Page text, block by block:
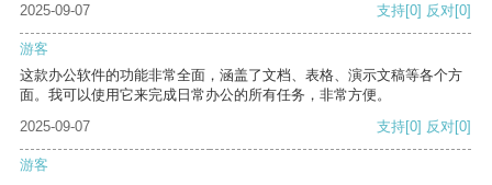
2025-09-07
支持[0] 反对[0]
游客
这款办公软件的功能非常全面，涵盖了文档、表格、演示文稿等各个方
面。我可以使用它来完成日常办公的所有任务，非常方便。
2025-09-07
支持[0] 反对[0]
游客